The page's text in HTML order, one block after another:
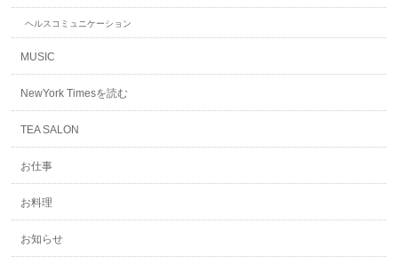
ヘルスコミュニケーション
MUSIC
NewYork Timesを読む
TEA SALON
お仕事
お料理
お知らせ